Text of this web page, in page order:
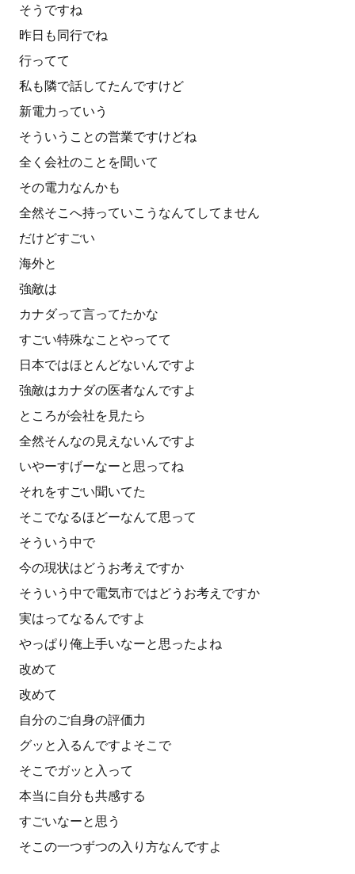
そうですね
昨日も同行でね
行ってて
私も隣で話してたんですけど
新電力っていう
そういうことの営業ですけどね
全く会社のことを聞いて
その電力なんかも
全然そこへ持っていこうなんてしてません
だけどすごい
海外と
強敵は
カナダって言ってたかな
すごい特殊なことやってて
日本ではほとんどないんですよ
強敵はカナダの医者なんですよ
ところが会社を見たら
全然そんなの見えないんですよ
いやーすげーなーと思ってね
それをすごい聞いてた
そこでなるほどーなんて思って
そういう中で
今の現状はどうお考えですか
そういう中で電気市ではどうお考えですか
実はってなるんですよ
やっぱり俺上手いなーと思ったよね
改めて
改めて
自分のご自身の評価力
グッと入るんですよそこで
そこでガッと入って
本当に自分も共感する
すごいなーと思う
そこの一つずつの入り方なんですよ